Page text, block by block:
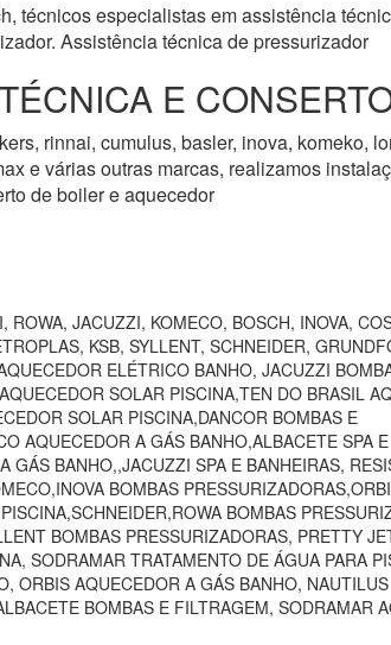
técnicos especialistas em assistência
Assistência técnica de pressurizador
E
rinnai, cumulus, basler, inova, komeko,
e várias outras marcas, realizamos
de boiler e aquecedor
JACUZZI, KOMECO, BOSCH, INOVA,
KSB, SYLLENT, SCHNEIDER,
ELÉTRICO BANHO, JACUZZI
SOLAR PISCINA,TEN DO BRASIL
SOLAR PISCINA,DANCOR BOMBAS E
AQUECEDOR A GÁS BANHO,ALBACETE SPA E
BANHO,,JACUZZI SPA E BANHEIRAS,
BOMBAS
BOMBAS
BOMBAS PRESSURIZADORAS, PRETTY
SODRAMAR TRATAMENTO DE ÁGUA PARA
ORBIS AQUECEDOR A GÁS BANHO, NAUTILUS
BOMBAS E FILTRAGEM, SODRAMAR